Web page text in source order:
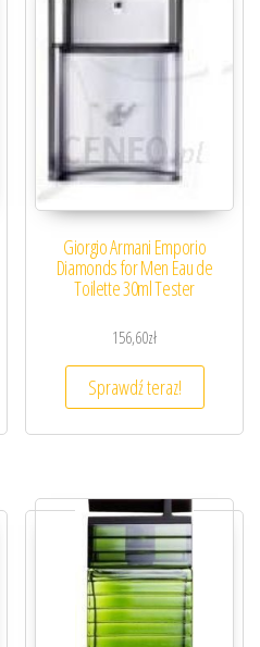
Giorgio Armani Emporio
Diamonds for Men Eau de
Toilette 30ml Tester
156,60zł
Sprawdź teraz!